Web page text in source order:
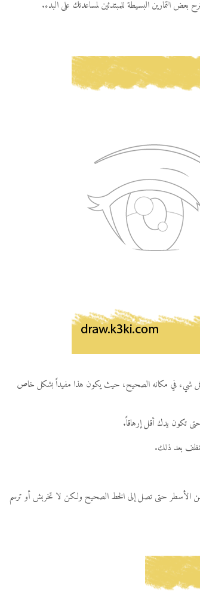
التمارين البسيطة للمبتدئين لمساعدتك على البدء.
كل شيء في مكانه الصحيح، حيث يكون هذا مفيداً بشكل خاص
تكون يدك أقل إرهاقاً.
أنظف بعد ذلك.
الأسطر حتى تصل إلى الخط الصحيح ولكن لا تخربش أو ترسم